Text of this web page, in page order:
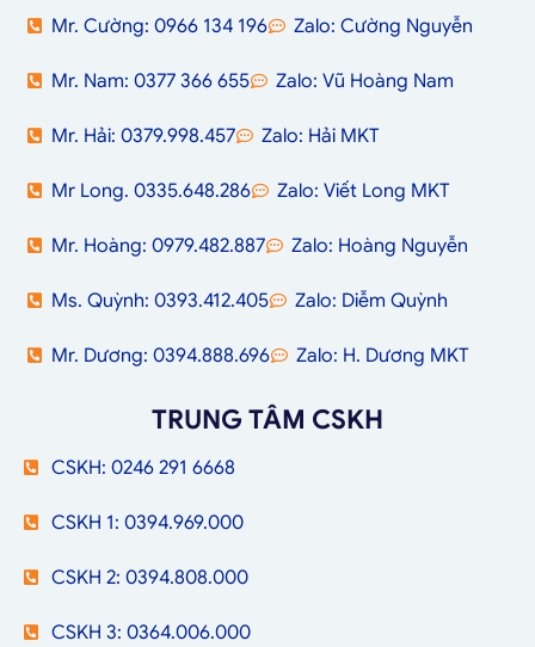
Mr. Cường: 0966 134 196 Zalo: Cường Nguyễn
Mr. Nam: 0377 366 655 Zalo: Vũ Hoàng Nam
Mr. Hải: 0379.998.457 Zalo: Hải MKT
Mr Long. 0335.648.286 Zalo: Viết Long MKT
Mr. Hoàng: 0979.482.887 Zalo: Hoàng Nguyễn
Ms. Quỳnh: 0393.412.405 Zalo: Diễm Quỳnh
Mr. Dương: 0394.888.696 Zalo: H. Dương MKT
TRUNG TÂM CSKH
CSKH: 0246 291 6668
CSKH 1: 0394.969.000
CSKH 2: 0394.808.000
CSKH 3: 0364.006.000